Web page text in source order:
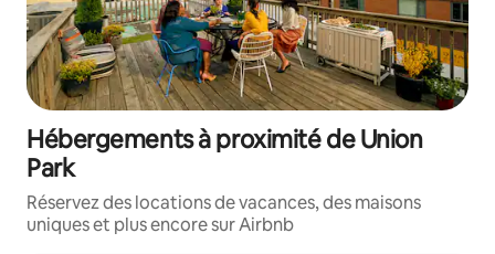
Hébergements à proximité de Union
Park
Réservez des locations de vacances, des maisons
uniques et plus encore sur Airbnb